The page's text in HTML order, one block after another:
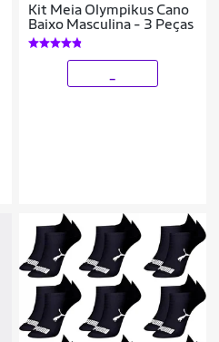
Kit Meia Olympikus Cano
Baixo Masculina - 3 Peças